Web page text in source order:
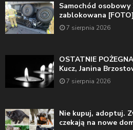
Samochód osobowy
zablokowana [FOTO]
7 sierpnia 2026
OSTATNIE
Kucz, Janina
7 sierpnia 2026
Nie kupuj, adoptuj.
czekają na nowe